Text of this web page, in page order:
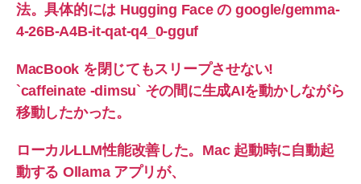
法。具体的には Hugging Face の google/gemma-
4-26B-A4B-it-qat-q4_0-gguf
MacBook を閉じてもスリープさせない!
`caffeinate -dimsu` その間に生成AIを動かしながら
移動したかった。
ローカルLLM性能改善した。Mac 起動時に自動起
動する Ollama アプリが、